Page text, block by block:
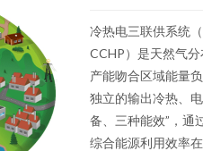
冷热电三联供系统
CCHP）是天然气
产能吻合区域能量
独立的输出冷热、
备、三种能效”，通
综合能源利用效率